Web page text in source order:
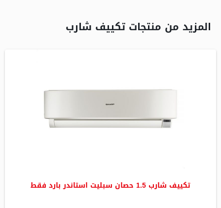
المزيد من منتجات تكييف شارب
تكييف شارب 1.5 حصان سبليت استاندر بارد فقط